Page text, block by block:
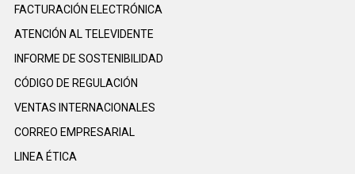
FACTURACIÓN ELECTRÓNICA
ATENCIÓN AL TELEVIDENTE
INFORME DE SOSTENIBILIDAD
CÓDIGO DE REGULACIÓN
VENTAS INTERNACIONALES
CORREO EMPRESARIAL
LINEA ÉTICA